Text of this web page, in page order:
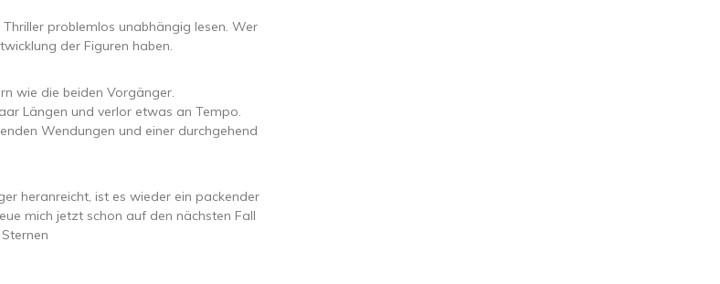
problemlos unabhängig lesen. Wer
der Figuren haben.
wie die beiden Vorgänger.
Längen und verlor etwas an Tempo.
Wendungen und einer durchgehend
heranreicht, ist es wieder ein packender
mich jetzt schon auf den nächsten Fall